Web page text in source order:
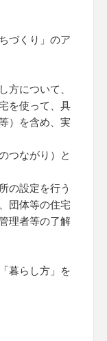
づくり」のア
方について、
を使って、具
）を含め、実
つながり）と
の設定を行う
団体等の住宅
理者等の了解
暮らし方」を